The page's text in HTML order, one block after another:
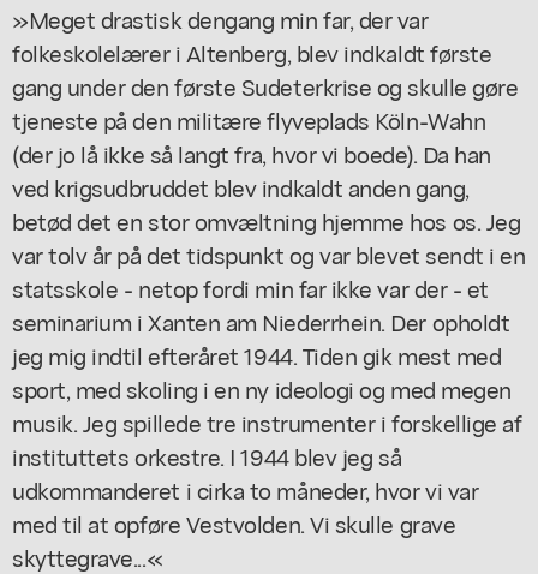
»Meget drastisk dengang min far, der var
folkeskolelærer i Altenberg, blev indkaldt første
gang under den første Sudeterkrise og skulle gøre
tjeneste på den militære flyveplads Köln-Wahn
(der jo lå ikke så langt fra, hvor vi boede). Da han
ved krigsudbruddet blev indkaldt anden gang,
betød det en stor omvæltning hjemme hos os. Jeg
var tolv år på det tidspunkt og var blevet sendt i en
statsskole - netop fordi min far ikke var der - et
seminarium i Xanten am Niederrhein. Der opholdt
jeg mig indtil efteråret 1944. Tiden gik mest med
sport, med skoling i en ny ideologi og med megen
musik. Jeg spillede tre instrumenter i forskellige af
instituttets orkestre. I 1944 blev jeg så
udkommanderet i cirka to måneder, hvor vi var
med til at opføre Vestvolden. Vi skulle grave
skyttegrave...«